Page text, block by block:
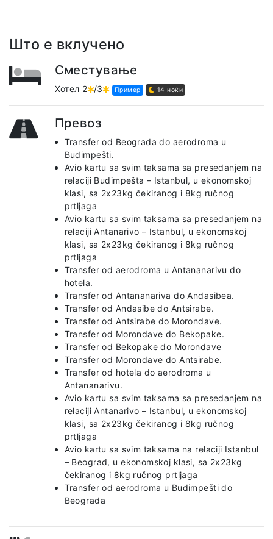
Што е вклучено
Сместување
Хотел 2 /3 Пример 14 ноќи
Превоз
Transfer od Beograda do aerodroma u
Budimpešti.
Avio kartu sa svim taksama sa presedanjem na
relaciji Budimpešta – Istanbul, u ekonomskoj
klasi, sa 2x23kg čekiranog i 8kg ručnog
prtljaga
Avio kartu sa svim taksama sa presedanjem na
relaciji Antanarivo – Istanbul, u ekonomskoj
klasi, sa 2x23kg čekiranog i 8kg ručnog
prtljaga
Transfer od aerodroma u Antananarivu do
hotela.
Transfer od Antananariva do Andasibea.
Transfer od Andasibe do Antsirabe.
Transfer od Antsirabe do Morondave.
Transfer od Morondave do Bekopake.
Transfer od Bekopake do Morondave
Transfer od Morondave do Antsirabe.
Transfer od hotela do aerodroma u
Antananarivu.
Avio kartu sa svim taksama sa presedanjem na
relaciji Antanarivo – Istanbul, u ekonomskoj
klasi, sa 2x23kg čekiranog i 8kg ručnog
prtljaga
Avio kartu sa svim taksama na relaciji Istanbul
– Beograd, u ekonomskoj klasi, sa 2x23kg
čekiranog i 8kg ručnog prtljaga
Transfer od aerodroma u Budimpešti do
Beograda